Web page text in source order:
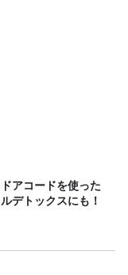
アコードを使った
デトックスにも！